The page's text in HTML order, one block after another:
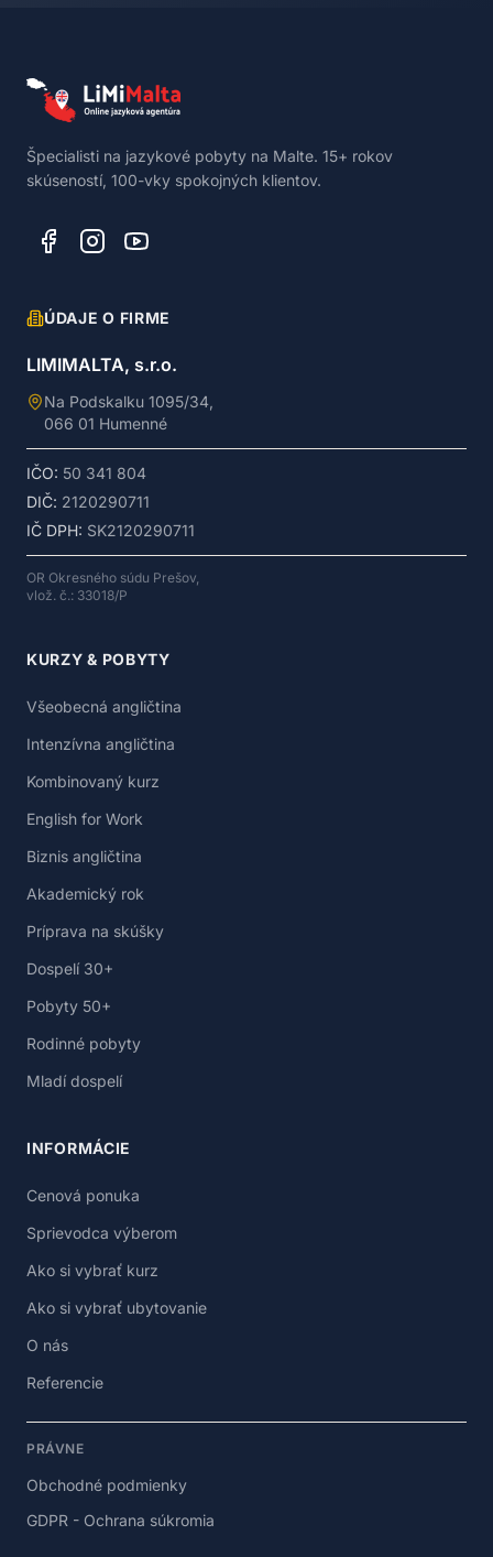
Špecialisti na jazykové pobyty na Malte. 15+ rokov
skúseností, 100-vky spokojných klientov.
ÚDAJE O FIRME
LIMIMALTA, s.r.o.
Na Podskalku 1095/34,
066 01 Humenné
IČO: 50 341 804
DIČ: 2120290711
IČ DPH: SK2120290711
OR Okresného súdu Prešov,
vlož. č.: 33018/P
KURZY & POBYTY
Všeobecná angličtina
Intenzívna angličtina
Kombinovaný kurz
English for Work
Biznis angličtina
Akademický rok
Príprava na skúšky
Dospelí 30+
Pobyty 50+
Rodinné pobyty
Mladí dospelí
INFORMÁCIE
Cenová ponuka
Sprievodca výberom
Ako si vybrať kurz
Ako si vybrať ubytovanie
O nás
Referencie
PRÁVNE
Obchodné podmienky
GDPR - Ochrana súkromia